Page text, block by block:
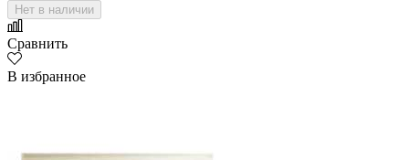
Нет в наличии
Сравнить
В избранное